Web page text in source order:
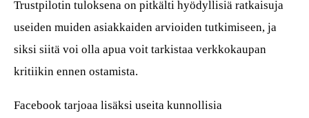
Trustpilotin tuloksena on pitkälti hyödyllisiä ratkaisuja
useiden muiden asiakkaiden arvioiden tutkimiseen, ja
siksi siitä voi olla apua voit tarkistaa verkkokaupan
kritiikin ennen ostamista.
Facebook tarjoaa lisäksi useita kunnollisia